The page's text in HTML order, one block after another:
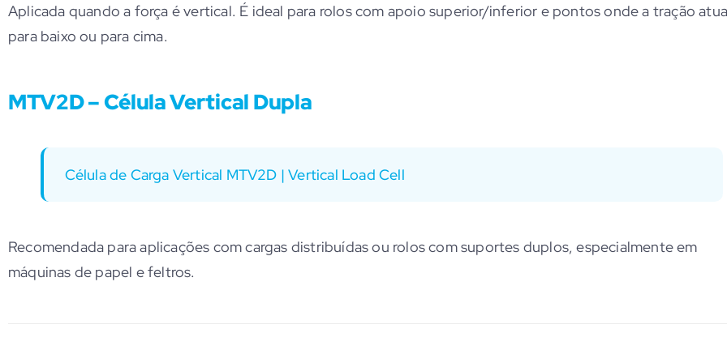
Aplicada quando a força é vertical. É ideal para rolos com apoio superior/inferior e pontos onde a tração
para baixo ou para cima.
MTV2D – Célula Vertical Dupla
Célula de Carga Vertical MTV2D | Vertical Load Cell
Recomendada para aplicações com cargas distribuídas ou rolos com suportes duplos, especialmente em
máquinas de papel e feltros.